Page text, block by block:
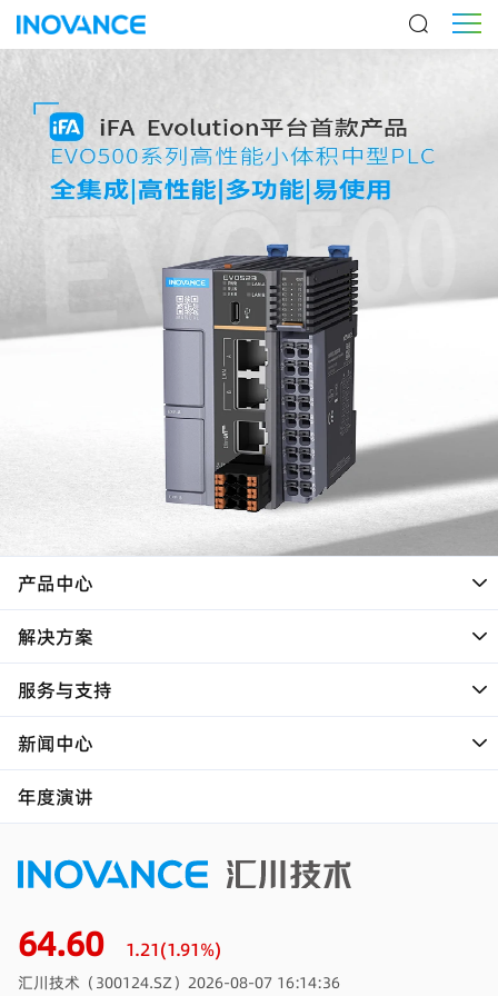
产品中心
解决方案
服务与支持
新闻中心
年度演讲
64.60 1.21(1.91%)
汇川技术（300124.SZ） 2026-08-07 16:14:36